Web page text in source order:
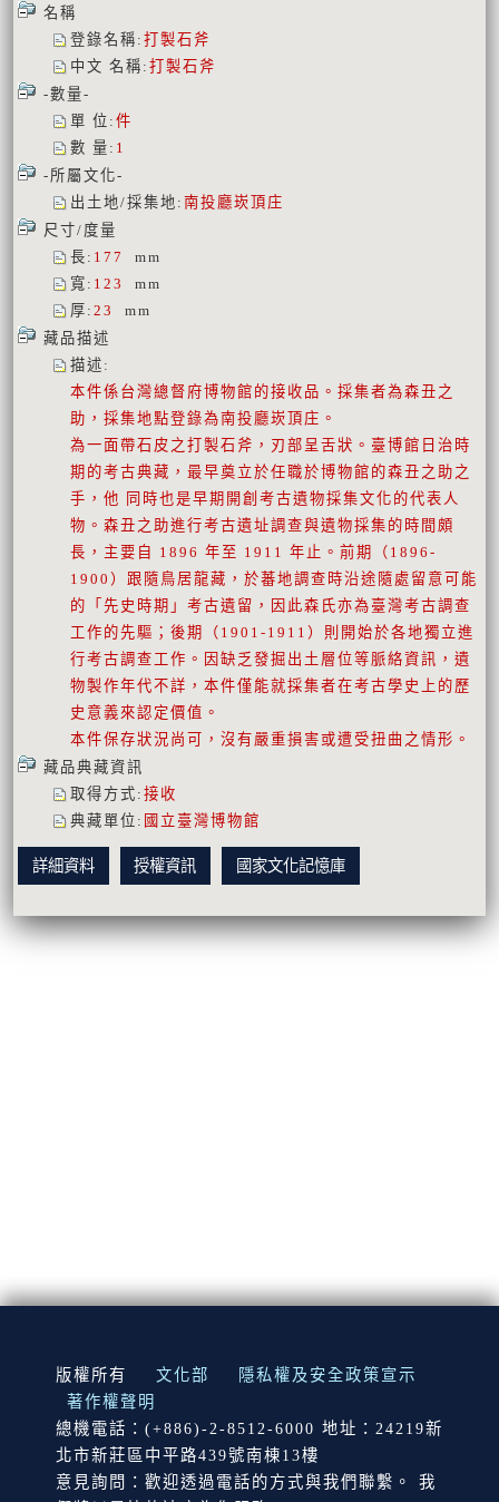
名稱
登錄名稱 : 打製石斧
中文 名稱 : 打製石斧
-數量-
單 位 : 件
數 量 : 1
-所屬文化-
出土地/採集地 : 南投廳崁頂庄
尺寸/度量
長 : 177
mm
寬 : 123
mm
厚 : 23
mm
藏品描述
描述 :
本件係台灣總督府博物館的接收品。採集者為森丑之
助，採集地點登錄為南投廳崁頂庄。
為一面帶石皮之打製石斧，刃部呈舌狀。臺博館日治時
期的考古典藏，最早奠立於任職於博物館的森丑之助之
手，他 同時也是早期開創考古遺物採集文化的代表人
物。森丑之助進行考古遺址調查與遺物採集的時間頗
長，主要自 1896 年至 1911 年止。前期（1896-
1900）跟隨鳥居龍藏，於蕃地調查時沿途隨處留意可能
的「先史時期」考古遺留，因此森氏亦為臺灣考古調查
工作的先驅；後期（1901-1911）則開始於各地獨立進
行考古調查工作。因缺乏發掘出土層位等脈絡資訊，遺
物製作年代不詳，本件僅能就採集者在考古學史上的歷
史意義來認定價值。
本件保存狀況尚可，沒有嚴重損害或遭受扭曲之情形。
藏品典藏資訊
取得方式 : 接收
典藏單位 : 國立臺灣博物館
詳細資料 授權資訊 國家文化記憶庫
:::
版權所有 文化部
隱私權及安全政策宣示
著作權聲明
總機電話：(+886)-2-8512-6000 地址：24219新
北市新莊區中平路439號南棟13樓
意見詢問：歡迎透過電話的方式與我們聯繫。 我